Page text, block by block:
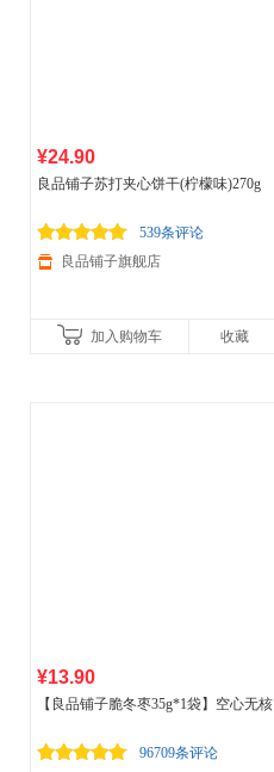
¥24.90
良品铺子苏打夹心饼干(柠檬味)270g
539条评论
良品铺子旗舰店
加入购物车 收藏
¥13.90
【良品铺子脆冬枣35g*1袋】空心无核
96709条评论